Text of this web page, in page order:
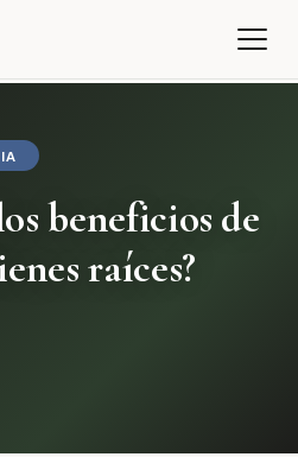
beneficios de
raíces?